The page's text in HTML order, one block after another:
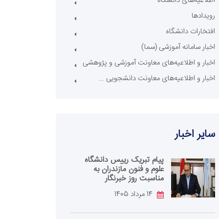
رویدادها
افتخارات دانشگاه
اخبار سامانه آموزشی (سما)
اخبار و اطلاعیه‌های معاونت آموزشی و پژوهشی
اخبار و اطلاعیه‌های معاونت دانشجویی ...
سایر اخبار
پیام تبریک رییس دانشگاه
علوم و فنون مازندران به
مناسبت روز خبرنگار